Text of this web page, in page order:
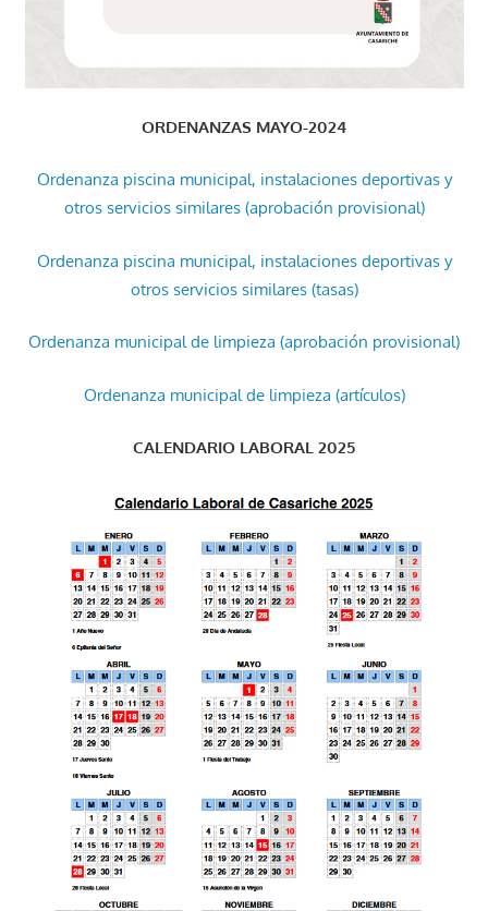
ORDENANZAS MAYO-2024
Ordenanza piscina municipal, instalaciones deportivas y
otros servicios similares (aprobación provisional)
Ordenanza piscina municipal, instalaciones deportivas y
otros servicios similares (tasas)
Ordenanza municipal de limpieza (aprobación provisional)
Ordenanza municipal de limpieza (artículos)
CALENDARIO LABORAL 2025